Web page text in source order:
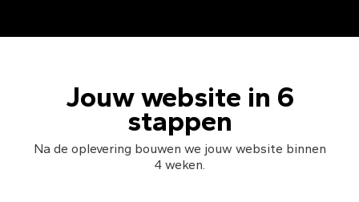
Jouw website in 6
stappen
Na de oplevering bouwen we jouw website binnen
4 weken.